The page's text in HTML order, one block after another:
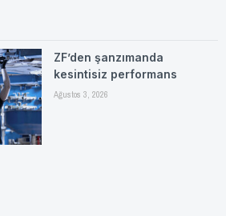
ZF’den şanzımanda
kesintisiz performans
Ağustos 3, 2026